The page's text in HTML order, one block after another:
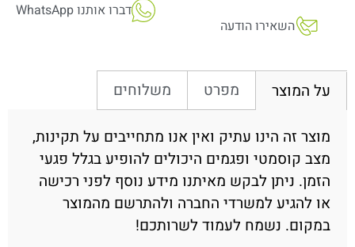
השאירו הודעה
דברו אותנו WhatsApp
על המוצר מפרט משלוחים
מוצר זה הינו עתיק ואין אנו מתחייבים על תקינות,
מצב קוסמטי ופגמים היכולים להופיע בגלל פגעי
הזמן. ניתן לבקש מאיתנו מידע נוסף לפני רכישה
או להגיע למשרדי החברה ולהתרשם מהמוצר
במקום. נשמח לעמוד לשרותכם!